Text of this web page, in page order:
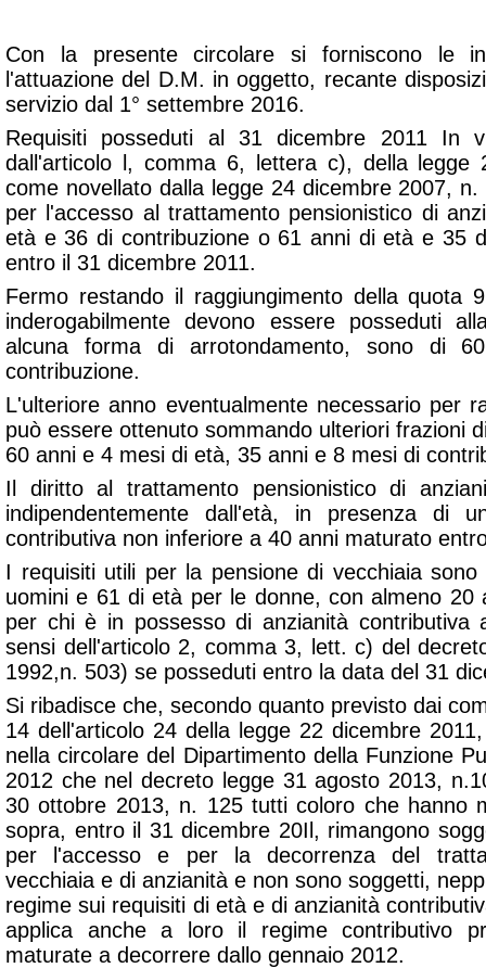
Con la presente circolare si forniscono le
l'attuazione del D.M. in oggetto, recante
servizio dal 1° settembre 2016.
Requisiti posseduti al 31 dicembre 2011 In
dall'articolo l, comma 6, lettera c), della legge
come novellato dalla legge 24 dicembre 2007,
per l'accesso al trattamento pensionistico di
età e 36 di contribuzione o 61 anni di età e 35
entro il 31 dicembre 2011.
Fermo restando il raggiungimento della quota
inderogabilmente devono essere posseduti
alcuna forma di arrotondamento, sono di
contribuzione.
L'ulteriore anno eventualmente necessario per
può essere ottenuto sommando ulteriori frazioni
60 anni e 4 mesi di età, 35 anni e 8 mesi di
Il diritto al trattamento pensionistico di
indipendentemente dall'età, in presenza di
contributiva non inferiore a 40 anni maturato
I requisiti utili per la pensione di vecchiaia
uomini e 61 di età per le donne, con almeno 20
per chi è in possesso di anzianità contributiva
sensi dell'articolo 2, comma 3, lett. c) del
1992,n. 503) se posseduti entro la data del 31
Si ribadisce che, secondo quanto previsto dai
14 dell'articolo 24 della legge 22 dicembre
nella circolare del Dipartimento della Funzione
2012 che nel decreto legge 31 agosto 2013,
30 ottobre 2013, n. 125 tutti coloro che hanno
sopra, entro il 31 dicembre 20Il, rimangono
per l'accesso e per la decorrenza del
vecchiaia e di anzianità e non sono soggetti,
regime sui requisiti di età e di anzianità
applica anche a loro il regime contributivo
maturate a decorrere dallo gennaio 2012.